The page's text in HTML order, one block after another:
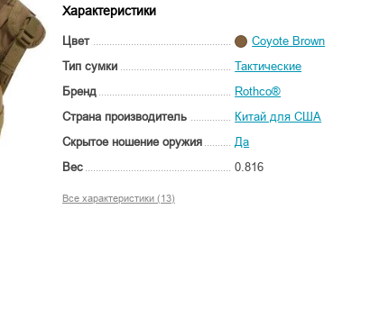
Характеристики
Цвет
Coyote Brown
Тип сумки
Тактические
Бренд
Rothco®
Страна производитель
Китай для США
Скрытое ношение оружия
Да
Вес
0.816
Все характеристики (13)